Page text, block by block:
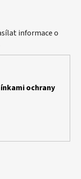
informace o
ochrany